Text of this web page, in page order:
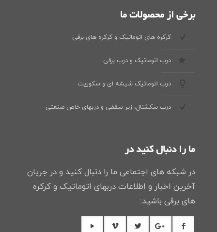
برخی از محصولات ما
کرکره های اتوماتیک و کرکره های برقی
درب اتوماتیک و درب برقی
درب اتوماتیک شیشه ای و سکوریت
درب سکشنال، زیر سقفی و دربهای خاص صنعتی
ما را دنبال کنید در
در شبکه های اجتماعی ما را دنبال کنید و در جریان
آخرین اخبار و اطلاعات دربهای اتوماتیک و کرکره
های برقی باشید: